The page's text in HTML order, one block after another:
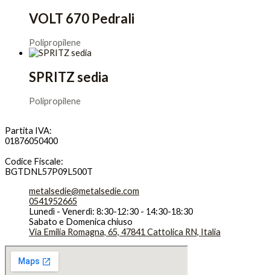
VOLT 670 Pedrali
Polipropilene
SPRITZ sedia
Polipropilene
Partita IVA:
01876050400
Codice Fiscale:
BGTDNL57P09L500T
metalsedie@metalsedie.com
0541952665
Lunedì - Venerdì: 8:30-12:30 - 14:30-18:30
Sabato e Domenica chiuso
Via Emilia Romagna, 65, 47841 Cattolica RN, Italia